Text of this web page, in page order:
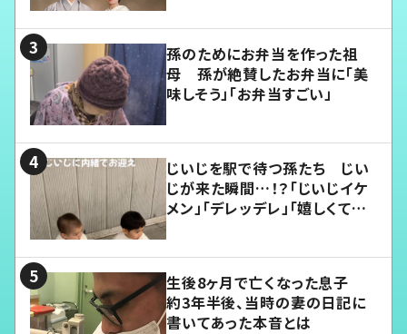
孫のためにお弁当を作った祖
母 孫が絶賛したお弁当に「美
味しそう」「お弁当すごい」
じいじを駅で待つ孫たち じい
じが来た瞬間…！？「じいじイケ
メン」「デレッデレ」「嬉しくて可
生後8ヶ月で亡くなった息子
約3年半後、当時の妻の日記に
書いてあった本音とは